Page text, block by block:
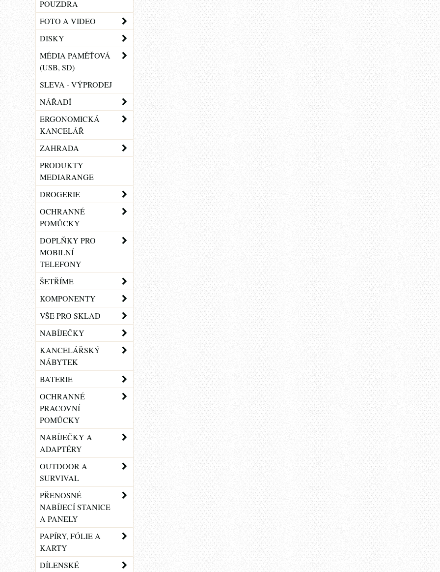
POUZDRA
FOTO A VIDEO
DISKY
MÉDIA PAMĚŤOVÁ
(USB, SD)
SLEVA - VÝPRODEJ
NÁŘADÍ
ERGONOMICKÁ
KANCELÁŘ
ZAHRADA
PRODUKTY
MEDIARANGE
DROGERIE
OCHRANNÉ
POMŮCKY
DOPLŇKY PRO
MOBILNÍ
TELEFONY
ŠETŘÍME
KOMPONENTY
VŠE PRO SKLAD
NABÍJEČKY
KANCELÁŘSKÝ
NÁBYTEK
BATERIE
OCHRANNÉ
PRACOVNÍ
POMŮCKY
NABÍJEČKY A
ADAPTÉRY
OUTDOOR A
SURVIVAL
PŘENOSNÉ
NABÍJECÍ STANICE
A PANELY
PAPÍRY, FÓLIE A
KARTY
DÍLENSKÉ